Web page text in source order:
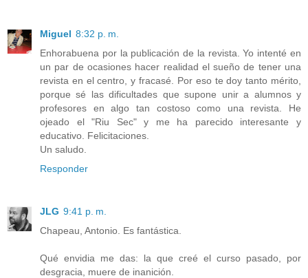
Miguel 8:32 p. m.
Enhorabuena por la publicación de la revista. Yo intenté en
un par de ocasiones hacer realidad el sueño de tener una
revista en el centro, y fracasé. Por eso te doy tanto mérito,
porque sé las dificultades que supone unir a alumnos y
profesores en algo tan costoso como una revista. He
ojeado el "Riu Sec" y me ha parecido interesante y
educativo. Felicitaciones.
Un saludo.
Responder
JLG 9:41 p. m.
Chapeau, Antonio. Es fantástica.
Qué envidia me das: la que creé el curso pasado, por
desgracia, muere de inanición.